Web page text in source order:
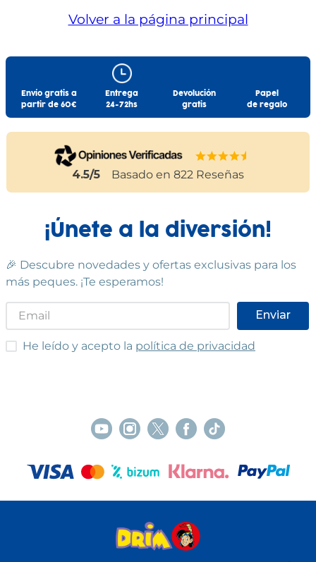
Volver a la página principal
Envío gratis a
partir de 60€
Entrega
24-72hs
Devolución
gratis
Papel
de regalo
4.5/5 Basado en 822 Reseñas
¡Únete a la diversión!
🎉 Descubre novedades y ofertas exclusivas para los
más peques. ¡Te esperamos!
Enviar
He leído y acepto las condiciones
He leído y acepto la política de privacidad